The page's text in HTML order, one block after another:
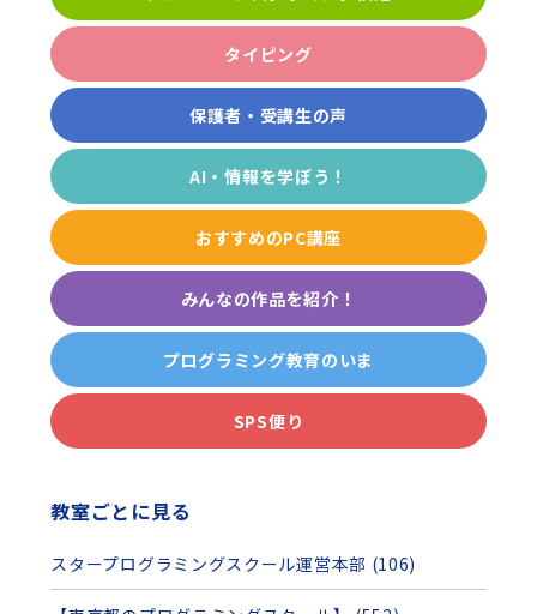
タイピング
保護者・受講生の声
AI・情報を学ぼう！
おすすめのPC講座
みんなの作品を紹介！
プログラミング教育のいま
SPS便り
教室ごとに見る
スタープログラミングスクール運営本部 (106)